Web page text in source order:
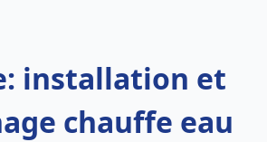
installation et
chauffe eau